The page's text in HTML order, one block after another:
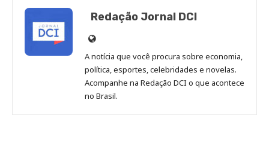
Redação Jornal DCI
Site
de
Redação
Jornal
DCI
A notícia que você procura sobre economia,
política, esportes, celebridades e novelas.
Acompanhe na Redação DCI o que acontece
no Brasil.